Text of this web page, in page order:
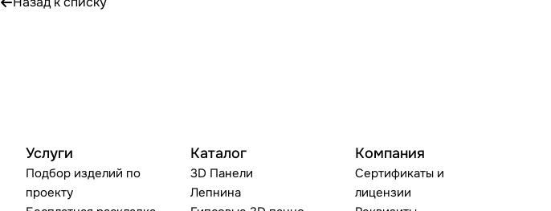
Услуги
Подбор изделий по
проекту
Каталог
3D Панели
Лепнина
Компания
Сертификаты и
лицензии